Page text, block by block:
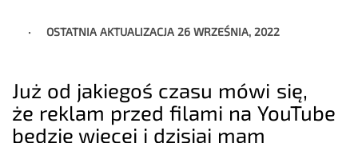
OSTATNIA AKTUALIZACJA 26 WRZEŚNIA, 2022
Już od jakiegoś czasu mówi się,
że reklam przed filami na YouTube
będzie więcej i dzisiaj mam